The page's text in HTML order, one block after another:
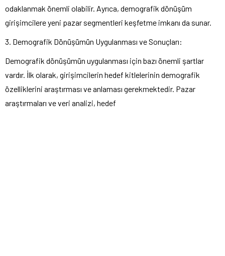
odaklanmak önemli olabilir. Ayrıca, demografik dönüşüm
girişimcilere yeni pazar segmentleri keşfetme imkanı da sunar.
3. Demografik Dönüşümün Uygulanması ve Sonuçları:
Demografik dönüşümün uygulanması için bazı önemli şartlar
vardır. İlk olarak, girişimcilerin hedef kitlelerinin demografik
özelliklerini araştırması ve anlaması gerekmektedir. Pazar
araştırmaları ve veri analizi, hedef